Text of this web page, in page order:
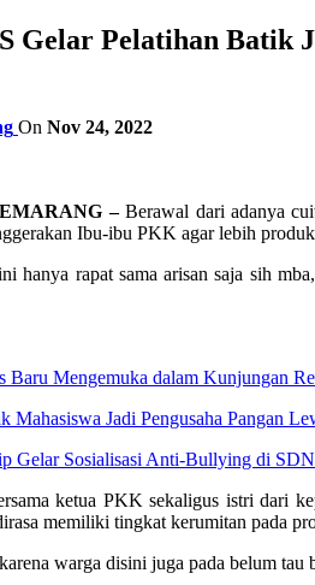
Gelar Pelatihan Batik
On Nov 24, 2022
–Berawal dari adanya
Ibu-ibu PKK agar lebih
hanya rapat sama arisan saja sih
Baru Mengemuka dalam Kunjungan
Mahasiswa Jadi Pengusaha Pangan
Gelar Sosialisasi Anti-Bullying di
ketua PKK sekaligus istri dari
memiliki tingkat kerumitan pada
warga disini juga pada belum